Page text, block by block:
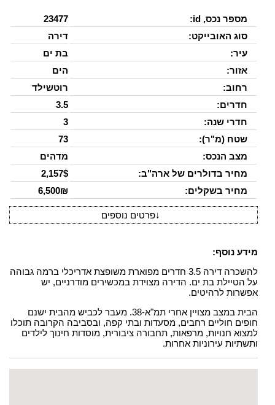
מספר נכס, id:
23477
סוג האובייקט:
דירה
עיר:
בת ים
אזור:
הים
רחוב:
רוטשילד
חדרים:
3.5
חדרי שנה:
3
שטח (מ"ר):
73
מצב הנכס:
מדהים
מחיר בדולרים של ארה"ב:
2,157$
מחיר בשקלים:
6,500₪
↓פרטים נוספים
מידע נוסף:
להשכרה דירה 3.5 חדרים מפוארת משופצת אדריכלי ברמה גבוהה
על הטיילת בת ים. הדירה מצוידת במכשירים מודרניים, יש
אפשרות לרהיטים.
הבית במצב מצויין אחרי תמ"א-38. מעבר לכביש מהבית ישנם
חופים חוליים רחבים, מסעדות ובתי קפה, ובסביבה הקרובה תוכלו
למצוא חנויות, מרפאות, תחבורה ציבורית, מוסדות חינוך לילדים
ותשתיות עירוניות אחרות.